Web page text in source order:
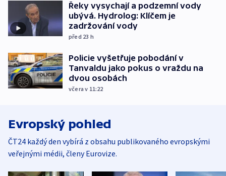
Řeky vysychají a podzemní vody
ubývá. Hydrolog: Klíčem je
zadržování vody
před 23 h
Policie vyšetřuje pobodání v
Tanvaldu jako pokus o vraždu na
dvou osobách
včera v 11:22
Evropský pohled
ČT24 každý den vybírá z obsahu publikovaného evropskými
veřejnými médii, členy Eurovize.